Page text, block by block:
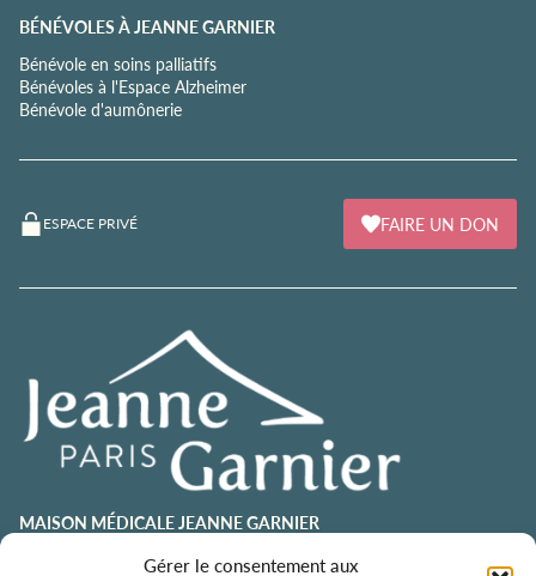
Gérer le consentement aux
BÉNÉVOLES À JEANNE GARNIER
Bénévole en soins palliatifs
Bénévoles à l'Espace Alzheimer
Bénévole d'aumônerie
ESPACE PRIVÉ FAIRE UN DON
MAISON MÉDICALE JEANNE GARNIER
contact@jeannegarnier-paris.org